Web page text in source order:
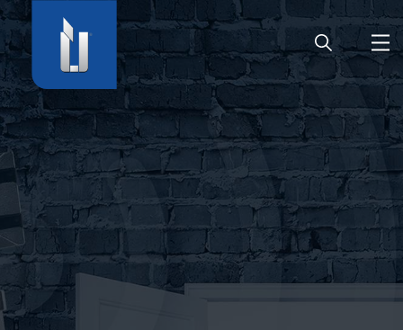
HOME
UNTERNEHMEN
PRODUKTE
KARRIERE